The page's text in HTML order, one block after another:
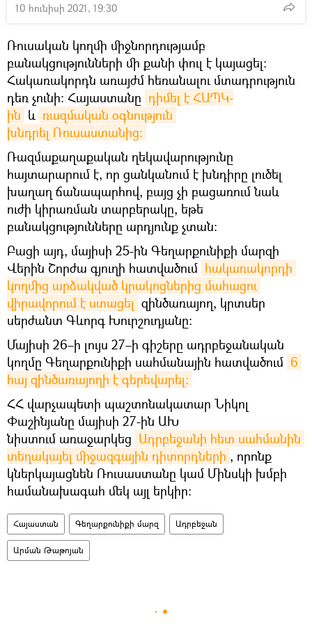
10 հունիսի 2021, 19:30
Ռուսական կողմի միջնորդությամբ
բանակցությունների մի քանի փուլ է կայացել։
Հակառակորդն առայժմ հեռանալու մտադրություն
դեռ չունի։ Հայաստանը դիմել է ՀԱՊԿ-
ին և ռազմական օգնություն
խնդրել Ռուսաստանից։
Ռազմաքաղաքական ղեկավարությունը
հայտարարում է, որ ցանկանում է խնդիրը լուծել
խաղաղ ճանապարհով, բայց չի բացառում նաև
ուժի կիրառման տարբերակը, եթե
բանակցությունները արդյունք չտան։
Բացի այդ, մայիսի 25-ին Գեղարքունիքի մարզի
Վերին Շորժա գյուղի հատվածում հակառակորդի
կողմից արձակված կրակոցներից մահացու
վիրավորում է ստացել զինծառայող, կրտսեր
սերժանտ Գևորգ Խուրշուդյանը:
Մայիսի 26–ի լույս 27–ի գիշերը ադրբեջանական
կողմը Գեղարքունիքի սահմանային հատվածում 6
հայ զինծառայողի է գերեվարել։
ՀՀ վարչապետի պաշտոնակատար Նիկոլ
Փաշինյանը մայիսի 27-ին ԱԽ
նիստում առաջարկեց Ադրբեջանի հետ սահմանին
տեղակայել միջազգային դիտորդների , որոնք
կներկայացնեն Ռուսաստանը կամ Մինսկի խմբի
համանախագահ մեկ այլ երկիր։
Հայաստան Գեղարքունիքի մարզ Ադրբեջան
Արման Թաթոյան